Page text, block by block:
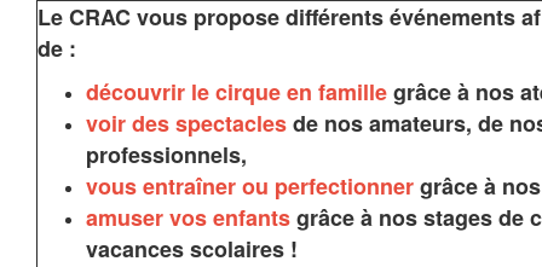
Le CRAC vous propose différents événements
de :
découvrir le cirque en famillegrâce à nos
voir des spectaclesde nos amateurs, de
professionnels,
vous entraîner ou perfectionnergrâce à
amuser vos enfantsgrâce à nos stages de
vacances scolaires !